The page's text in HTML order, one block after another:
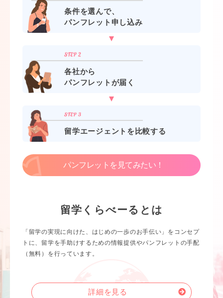
条件を選んで、
パンフレット申し込み
各社から
パンフレットが届く
留学エージェントを比較する
パンフレットを見てみたい！
留学くらべーるとは
「留学の実現に向けた、はじめの一歩のお手伝い」をコンセプ
トに、留学を手助けするための情報提供やパンフレットの手配
（無料）を行っています。
詳細を見る